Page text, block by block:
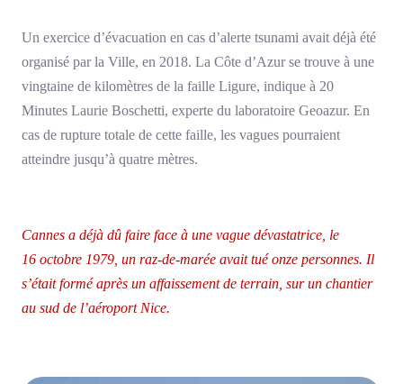
Un exercice d’évacuation en cas d’alerte tsunami avait déjà été
organisé par la Ville, en 2018. La Côte d’Azur se trouve à une
vingtaine de kilomètres de la faille Ligure, indique à 20
Minutes Laurie Boschetti, experte du laboratoire Geoazur. En
cas de rupture totale de cette faille, les vagues pourraient
atteindre jusqu’à quatre mètres.
Cannes a déjà dû faire face à une vague dévastatrice, le
16 octobre 1979, un raz-de-marée avait tué onze personnes. Il
s’était formé après un affaissement de terrain, sur un chantier
au sud de l’aéroport Nice.